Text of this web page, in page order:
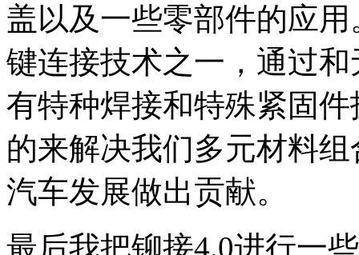
盖以及一些零部件的应
键连接技术之一，通过
有特种焊接和特殊紧固
的来解决我们多元材料
汽车发展做出贡献。
最后我把铆接4.0进行一